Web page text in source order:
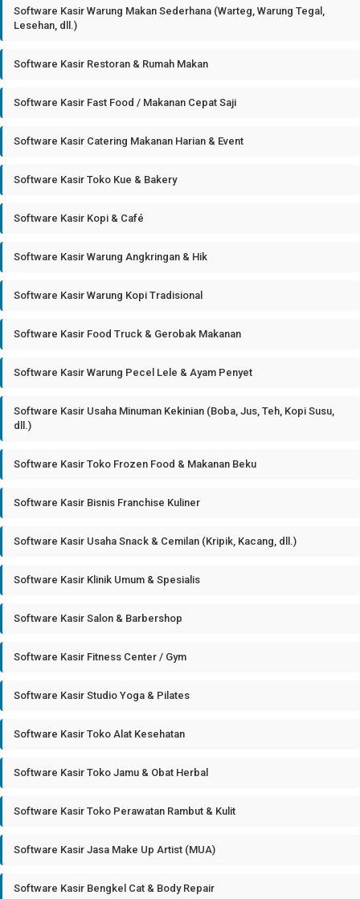
Software Kasir Warung Makan Sederhana (Warteg, Warung Tegal,
Lesehan, dll.)
Software Kasir Restoran & Rumah Makan
Software Kasir Fast Food / Makanan Cepat Saji
Software Kasir Catering Makanan Harian & Event
Software Kasir Toko Kue & Bakery
Software Kasir Kopi & Café
Software Kasir Warung Angkringan & Hik
Software Kasir Warung Kopi Tradisional
Software Kasir Food Truck & Gerobak Makanan
Software Kasir Warung Pecel Lele & Ayam Penyet
Software Kasir Usaha Minuman Kekinian (Boba, Jus, Teh, Kopi Susu,
dll.)
Software Kasir Toko Frozen Food & Makanan Beku
Software Kasir Bisnis Franchise Kuliner
Software Kasir Usaha Snack & Cemilan (Kripik, Kacang, dll.)
Software Kasir Klinik Umum & Spesialis
Software Kasir Salon & Barbershop
Software Kasir Fitness Center / Gym
Software Kasir Studio Yoga & Pilates
Software Kasir Toko Alat Kesehatan
Software Kasir Toko Jamu & Obat Herbal
Software Kasir Toko Perawatan Rambut & Kulit
Software Kasir Jasa Make Up Artist (MUA)
Software Kasir Bengkel Cat & Body Repair